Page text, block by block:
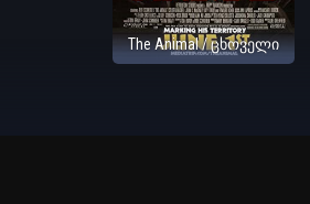
The Animal / ცხოველი